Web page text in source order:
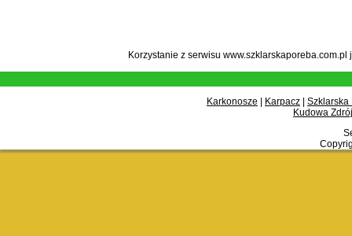
Korzystanie z serwisu
Karkonosze Karpacz
Szklarska
Kudowa